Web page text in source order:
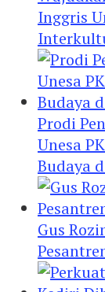
Inggris
Prodi
Unesa
Budaya
Gus